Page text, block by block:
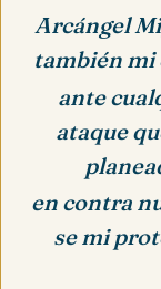
Arcángel
también mi
ante
ataque
en contra
se mi